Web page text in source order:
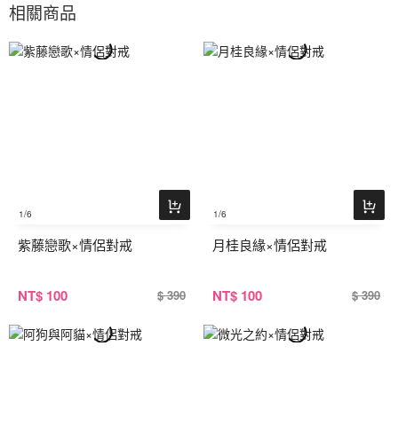
相關商品
1/6
紫藤戀歌×情侶對戒
NT$ 100 $ 390
1/6
月桂良緣×情侶對戒
NT$ 100 $ 390